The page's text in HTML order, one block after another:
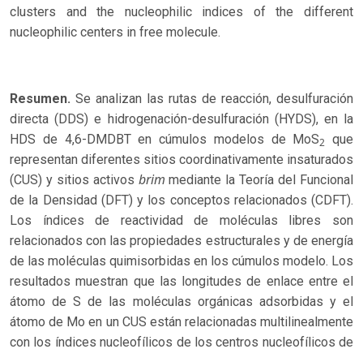
clusters and the nucleophilic indices of the different
nucleophilic centers in free molecule.
Resumen. Se analizan las rutas de reacción, desulfuración
directa (DDS) e hidrogenación-desulfuración (HYDS), en la
HDS de 4,6-DMDBT en cúmulos modelos de MoS2 que
representan diferentes sitios coordinativamente insaturados
(CUS) y sitios activos brim mediante la Teoría del Funcional
de la Densidad (DFT) y los conceptos relacionados (CDFT).
Los índices de reactividad de moléculas libres son
relacionados con las propiedades estructurales y de energía
de las moléculas quimisorbidas en los cúmulos modelo. Los
resultados muestran que las longitudes de enlace entre el
átomo de S de las moléculas orgánicas adsorbidas y el
átomo de Mo en un CUS están relacionadas multilinealmente
con los índices nucleofílicos de los centros nucleofílicos de